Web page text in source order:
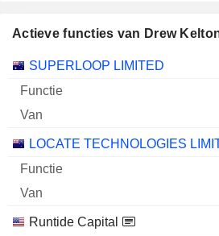
Actieve functies van Drew
Bedrijven Functie Begin
SUPERLOOP LIMITED
LOCATE TECHNOLOGIES
Runtide Capital